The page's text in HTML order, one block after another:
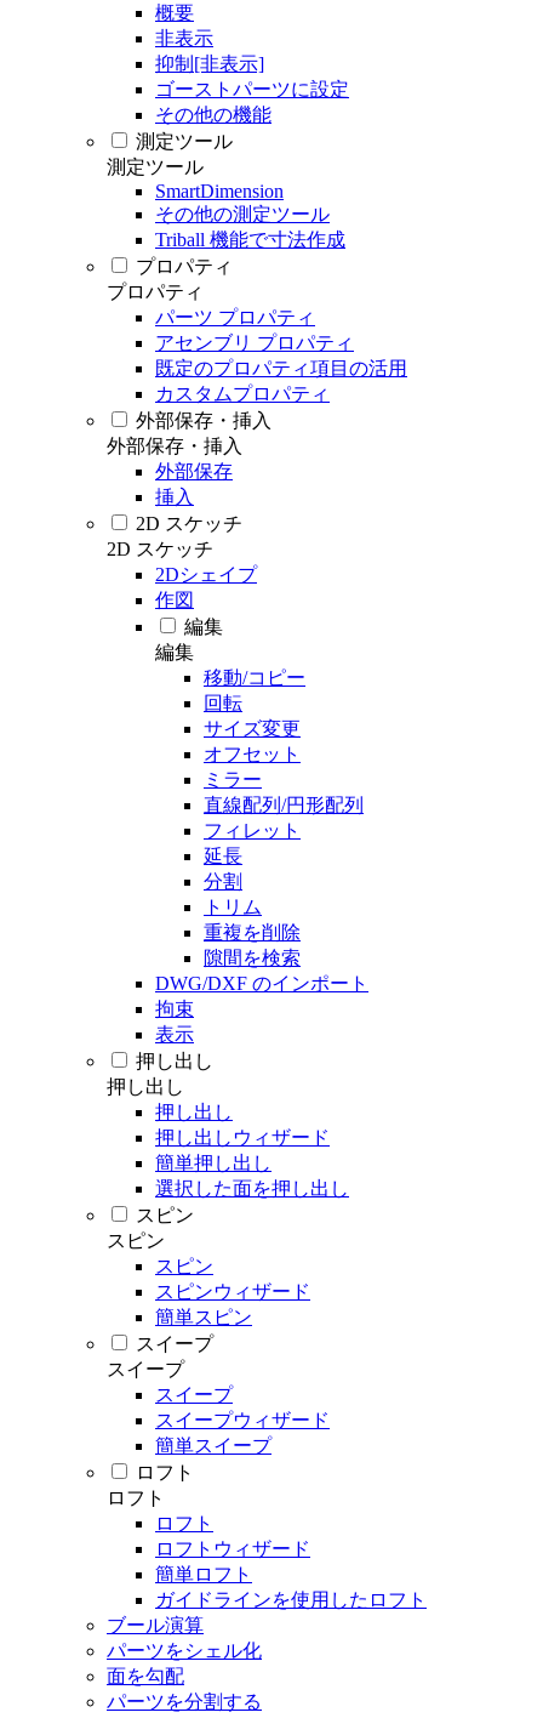
概要
非表示
抑制[非表示]
ゴーストパーツに設定
その他の機能
測定ツール
測定ツール
SmartDimension
その他の測定ツール
Triball 機能で寸法作成
プロパティ
プロパティ
パーツ プロパティ
アセンブリ プロパティ
既定のプロパティ項目の活用
カスタムプロパティ
外部保存・挿入
外部保存・挿入
外部保存
挿入
2D スケッチ
2D スケッチ
2Dシェイプ
作図
編集
編集
移動/コピー
回転
サイズ変更
オフセット
ミラー
直線配列/円形配列
フィレット
延長
分割
トリム
重複を削除
隙間を検索
DWG/DXF のインポート
拘束
表示
押し出し
押し出し
押し出し
押し出しウィザード
簡単押し出し
選択した面を押し出し
スピン
スピン
スピン
スピンウィザード
簡単スピン
スイープ
スイープ
スイープ
スイープウィザード
簡単スイープ
ロフト
ロフト
ロフト
ロフトウィザード
簡単ロフト
ガイドラインを使用したロフト
ブール演算
パーツをシェル化
面を勾配
パーツを分割する